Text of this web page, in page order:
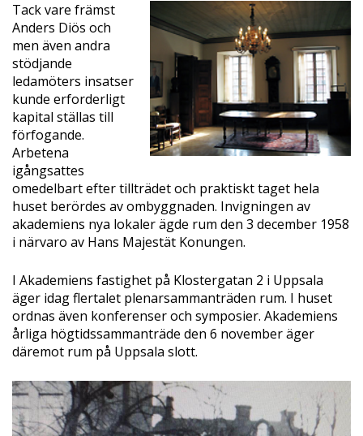
Tack vare främst
Anders Diös och
men även andra
stödjande
ledamöters insatser
kunde erforderligt
kapital ställas till
förfogande.
Arbetena
igångsattes
omedelbart efter tillträdet och praktiskt taget hela
huset berördes av ombyggnaden. Invigningen av
akademiens nya lokaler ägde rum den 3 december 1958
i närvaro av Hans Majestät Konungen.
I Akademiens fastighet på Klostergatan 2 i Uppsala
äger idag flertalet plenarsammanträden rum. I huset
ordnas även konferenser och symposier. Akademiens
årliga högtidssammanträde den 6 november äger
däremot rum på Uppsala slott.